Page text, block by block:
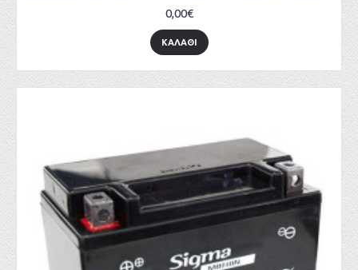
0,00€
ΚΑΛΑΘΙ